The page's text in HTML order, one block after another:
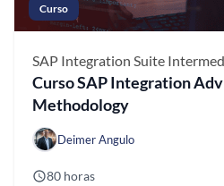
Curso
SAP Integration Suite
Curso SAP Integration
Methodology
Deimer Angulo
80 horas